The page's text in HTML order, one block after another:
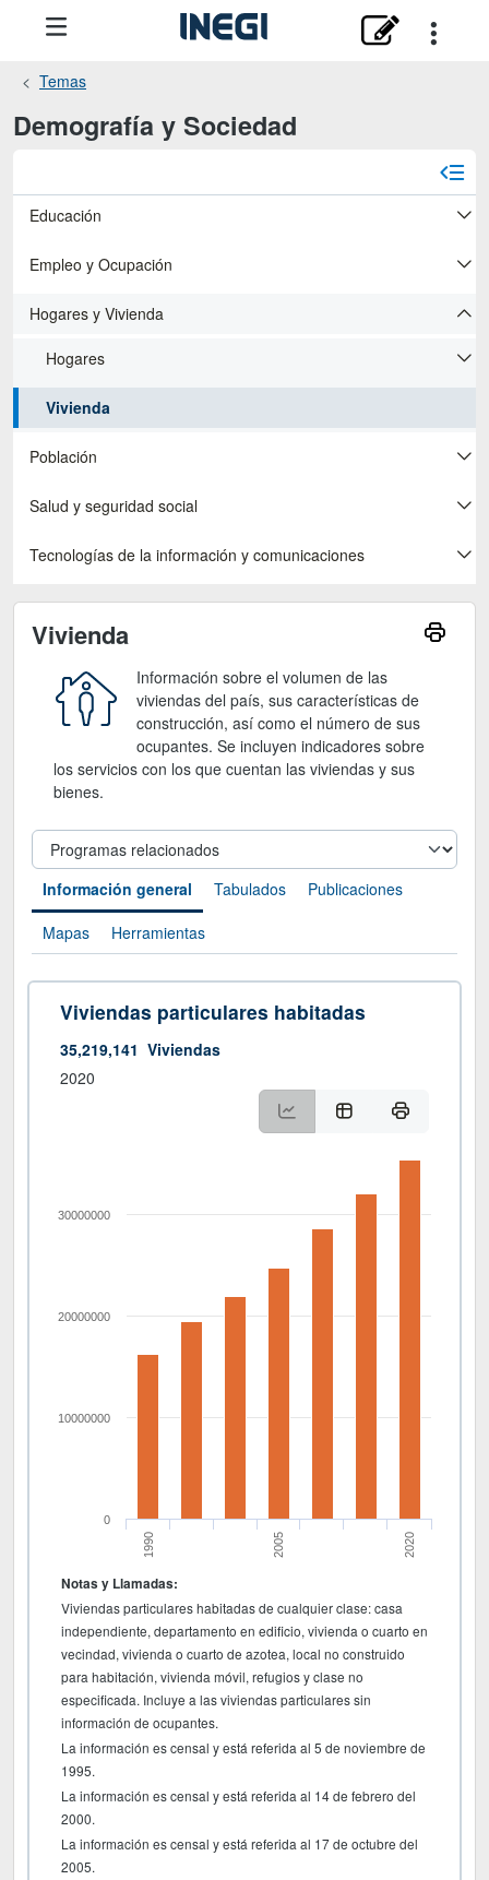
Temas
Demografía y Sociedad
Educación
Empleo y Ocupación
Hogares y Vivienda
Hogares
Vivienda
Población
Salud y seguridad social
Tecnologías de la información y comunicaciones
Vivienda
Información sobre el volumen de las
viviendas del país, sus características de
construcción, así como el número de sus
ocupantes. Se incluyen indicadores sobre
los servicios con los que cuentan las viviendas y sus
bienes.
Información general Tabulados
Publicaciones
Mapas
Herramientas
Viviendas particulares habitadas
35,219,141 Viviendas
2020
1990 2005 2020
0
10000000
20000000
30000000
Notas y Llamadas:
Viviendas particulares habitadas de cualquier clase: casa
independiente, departamento en edificio, vivienda o cuarto en
vecindad, vivienda o cuarto de azotea, local no construido
para habitación, vivienda móvil, refugios y clase no
especificada. Incluye a las viviendas particulares sin
información de ocupantes.
La información es censal y está referida al 5 de noviembre de
1995.
La información es censal y está referida al 14 de febrero del
2000.
La información es censal y está referida al 17 de octubre del
2005.